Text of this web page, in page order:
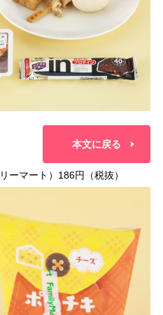
本文に戻る
ーマート）186円（税抜）